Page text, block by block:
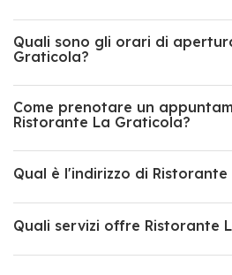
Quali sono gli orari di
Graticola?
Come prenotare un
Ristorante La Graticola?
Qual è l'indirizzo di
Quali servizi offre Ristorante